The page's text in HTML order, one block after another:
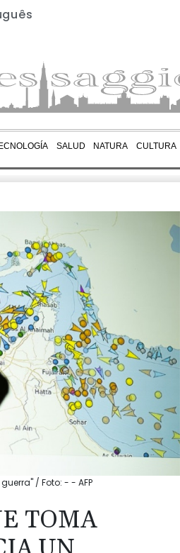
SALUD NATURA CULTURA
/ Foto: - - AFP
TOMA